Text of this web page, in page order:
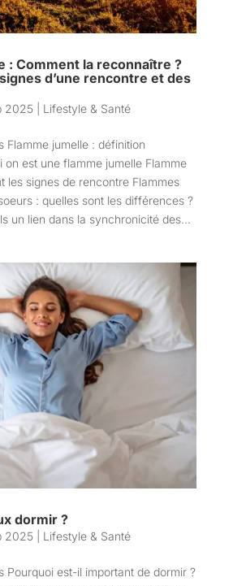
: Comment la reconnaître ?
d’une rencontre et des
2025| Lifestyle & Santé
Flamme jumelle : définition
on est une flamme jumelle Flamme
les signes de rencontre Flammes
: quelles sont les différences ?
un lien dans la synchronicité des...
dormir ?
2025| Lifestyle & Santé
Pourquoi est-il important de dormir ?